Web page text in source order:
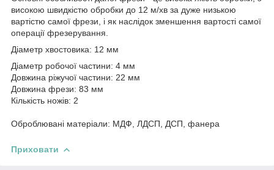
високою швидкістю обробки до 12 м/хв за дуже низькою
вартістю самої фрези, і як наслідок зменшення вартості самої
операції фрезерування.
Діаметр хвостовика: 12 мм
Діаметр робочої частини: 4 мм
Довжина ріжучої частини: 22 мм
Довжина фрези: 83 мм
Кількість ножів: 2
Оброблювані матеріали: МДФ, ЛДСП, ДСП, фанера
Приховати